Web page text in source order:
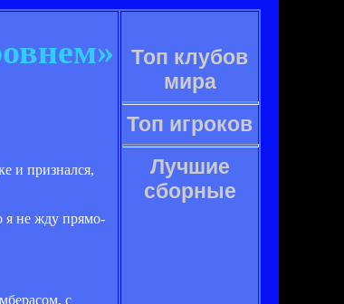
и признался,
я не жду прямо-
с
Топ клубов
мира
Топ игроков
Лучшие
сборные